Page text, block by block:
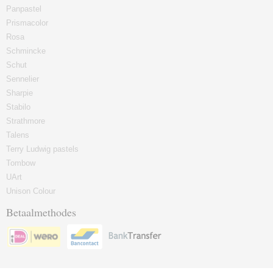
Panpastel
Prismacolor
Rosa
Schmincke
Schut
Sennelier
Sharpie
Stabilo
Strathmore
Talens
Terry Ludwig pastels
Tombow
UArt
Unison Colour
Betaalmethodes